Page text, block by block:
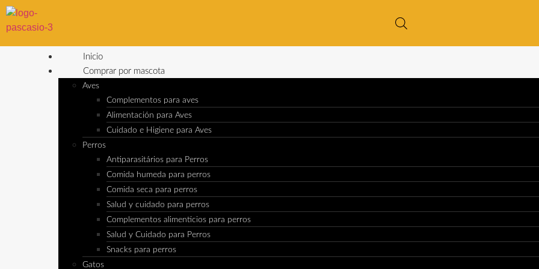
Inicio
Comprar por mascota
Aves
Complementos para aves
Alimentación para Aves
Cuidado e Higiene para Aves
Perros
Antiparasitários para Perros
Comida humeda para perros
Comida seca para perros
Salud y cuidado para perros
Complementos alimenticios para perros
Salud y Cuidado para Perros
Snacks para perros
Gatos